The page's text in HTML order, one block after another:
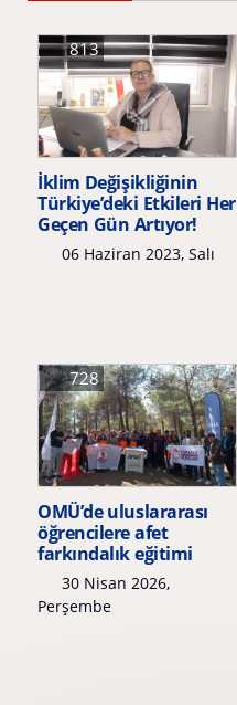
İklim Değişikliğinin
Türkiye’deki Etkileri Her
Geçen Gün Artıyor!
06 Haziran 2023, Salı
813
OMÜ’de uluslararası
öğrencilere afet
farkındalık eğitimi
30 Nisan 2026,
Perşembe
728